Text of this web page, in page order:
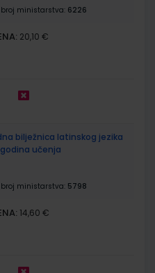
ministarstva: 6226
20,10 €
bilježnica latinskog jezika
godina učenja
ministarstva: 5798
14,60 €